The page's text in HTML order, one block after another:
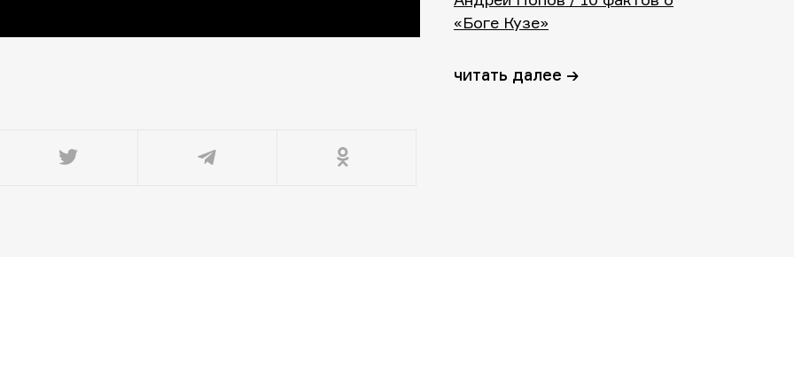
«Боге Кузе»
читать далее →